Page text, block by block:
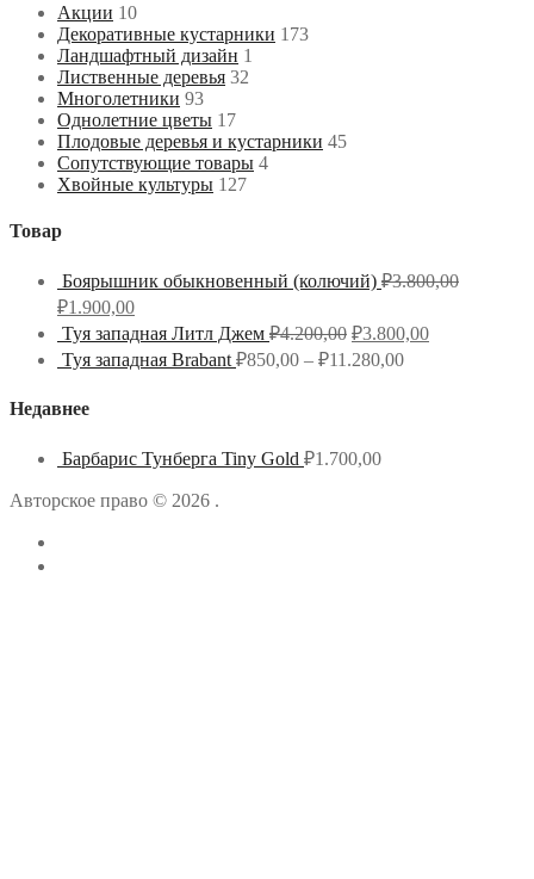
Акции 10
Декоративные кустарники 173
Ландшафтный дизайн 1
Лиственные деревья 32
Многолетники 93
Однолетние цветы 17
Плодовые деревья и кустарники 45
Сопутствующие товары 4
Хвойные культуры 127
Товар
Боярышник обыкновенный (колючий) ₽3.800,00
₽1.900,00
Туя западная Литл Джем ₽4.200,00 ₽3.800,00
Туя западная Brabant ₽850,00 – ₽11.280,00
Недавнее
Барбарис Тунберга Tiny Gold ₽1.700,00
Авторское право © 2026 .